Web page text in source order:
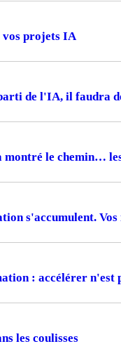
projets IA
de l'IA, il faudra
le chemin…
s'accumulent.
: accélérer n'est
les coulisses